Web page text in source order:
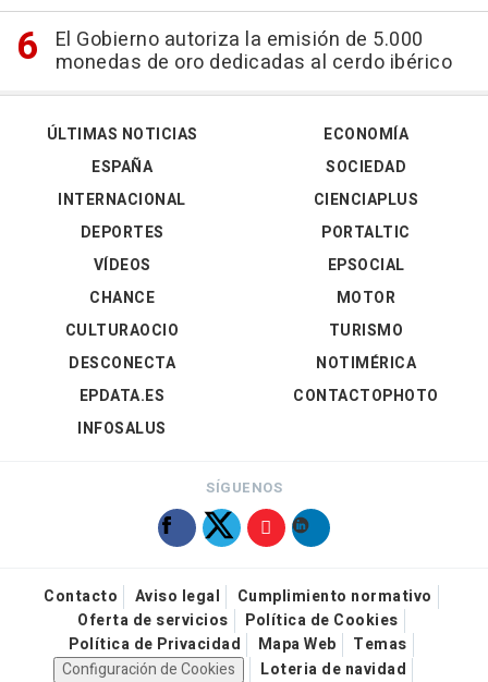
El Gobierno autoriza la emisión de 5.000
monedas de oro dedicadas al cerdo ibérico
ÚLTIMAS NOTICIAS
ESPAÑA
INTERNACIONAL
DEPORTES
VÍDEOS
ECONOMÍA
SOCIEDAD
CIENCIAPLUS
PORTALTIC
EPSOCIAL
CHANCE
CULTURAOCIO
DESCONECTA
EPDATA.ES
INFOSALUS
MOTOR
TURISMO
NOTIMÉRICA
CONTACTOPHOTO
SÍGUENOS
Contacto Aviso legal
Cumplimiento normativo
Oferta de servicios
Política de Cookies
Política de Privacidad
Mapa Web
Temas
Configuración de Cookies
Loteria de navidad